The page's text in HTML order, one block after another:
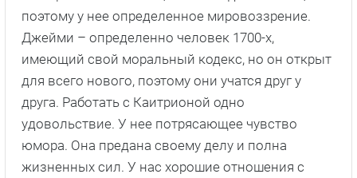
героини Клэр Рэндалл – прим. ред.)?
В общем, оба героя довольно-таки многогранны.
Они готовы адаптироваться к любым условиям.
Клэр пережила ужасный период Второй
Мировой войны. Она следует своим
инстинктам. И когда она оказывается в суровом
мире 1700-х, она встречает Джейми, человека со